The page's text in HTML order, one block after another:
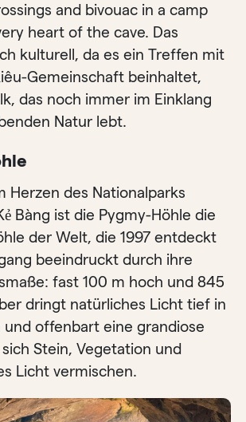
and bivouac in a camp
heart of the cave. Das
kulturell, da es ein Treffen mit
Gemeinschaft beinhaltet,
das noch immer im Einklang
Natur lebt.
Herzen des Nationalparks
Bàng ist die Pygmy-Höhle die
der Welt, die 1997 entdeckt
beeindruckt durch ihre
fast 100 m hoch und 845
dringt natürliches Licht tief in
und offenbart eine grandiose
Stein, Vegetation und
Licht vermischen.